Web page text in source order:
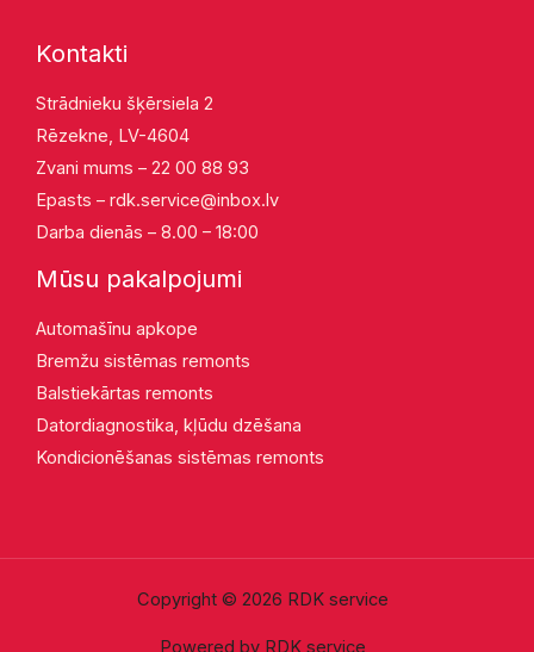
Kontakti
Strādnieku šķērsiela 2
Rēzekne, LV-4604
Zvani mums – 22 00 88 93
Epasts – rdk.service@inbox.lv
Darba dienās – 8.00 – 18:00
Mūsu pakalpojumi
Automašīnu apkope
Bremžu sistēmas remonts
Balstiekārtas remonts
Datordiagnostika, kļūdu dzēšana
Kondicionēšanas sistēmas remonts
Copyright © 2026 RDK service
Powered by RDK service